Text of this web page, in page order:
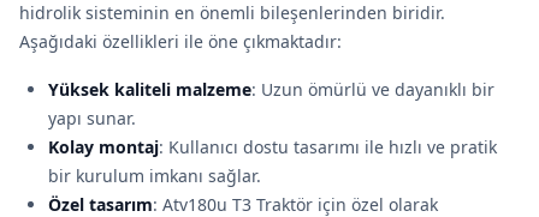
hidrolik sisteminin en önemli bileşenlerinden biridir.
Aşağıdaki özellikleri ile öne çıkmaktadır:
Yüksek kaliteli malzeme: Uzun ömürlü ve dayanıklı bir
yapı sunar.
Kolay montaj: Kullanıcı dostu tasarımı ile hızlı ve pratik
bir kurulum imkanı sağlar.
Özel tasarım: Atv180u T3 Traktör için özel olarak